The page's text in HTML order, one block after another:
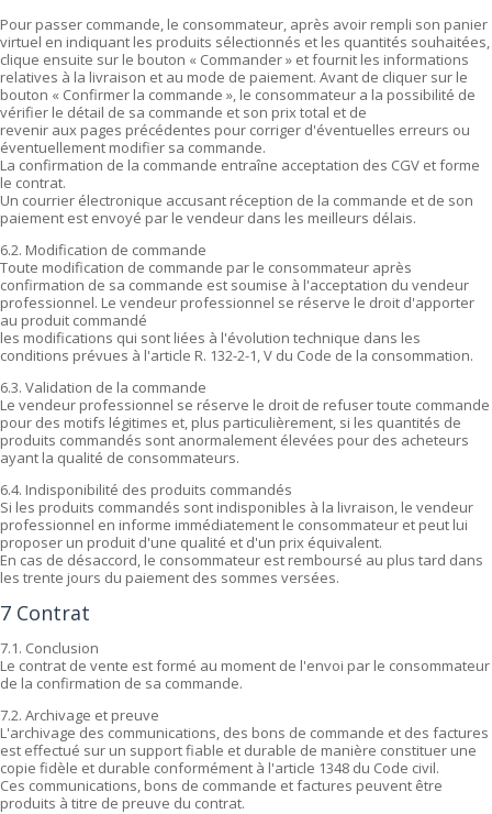
Pour passer commande, le consommateur, après avoir rempli son panier
virtuel en indiquant les produits sélectionnés et les quantités souhaitées,
clique ensuite sur le bouton « Commander » et fournit les informations
relatives à la livraison et au mode de paiement. Avant de cliquer sur le
bouton « Confirmer la commande », le consommateur a la possibilité de
vérifier le détail de sa commande et son prix total et de
revenir aux pages précédentes pour corriger d'éventuelles erreurs ou
éventuellement modifier sa commande.
La confirmation de la commande entraîne acceptation des CGV et forme
le contrat.
Un courrier électronique accusant réception de la commande et de son
paiement est envoyé par le vendeur dans les meilleurs délais.
6.2. Modification de commande
Toute modification de commande par le consommateur après
confirmation de sa commande est soumise à l'acceptation du vendeur
professionnel. Le vendeur professionnel se réserve le droit d'apporter
au produit commandé
les modifications qui sont liées à l'évolution technique dans les
conditions prévues à l'article R. 132-2-1, V du Code de la consommation.
6.3. Validation de la commande
Le vendeur professionnel se réserve le droit de refuser toute commande
pour des motifs légitimes et, plus particulièrement, si les quantités de
produits commandés sont anormalement élevées pour des acheteurs
ayant la qualité de consommateurs.
6.4. Indisponibilité des produits commandés
Si les produits commandés sont indisponibles à la livraison, le vendeur
professionnel en informe immédiatement le consommateur et peut lui
proposer un produit d'une qualité et d'un prix équivalent.
En cas de désaccord, le consommateur est remboursé au plus tard dans
les trente jours du paiement des sommes versées.
7 Contrat
7.1. Conclusion
Le contrat de vente est formé au moment de l'envoi par le consommateur
de la confirmation de sa commande.
7.2. Archivage et preuve
L'archivage des communications, des bons de commande et des factures
est effectué sur un support fiable et durable de manière constituer une
copie fidèle et durable conformément à l'article 1348 du Code civil.
Ces communications, bons de commande et factures peuvent être
produits à titre de preuve du contrat.